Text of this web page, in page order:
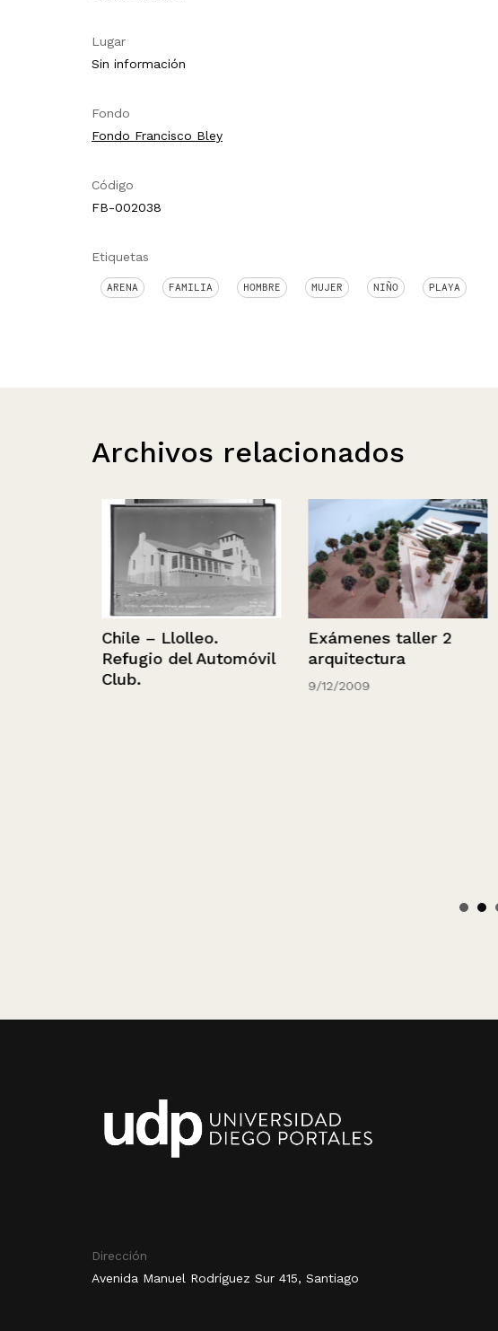
Lugar
Sin información
Fondo
Fondo Francisco Bley
Código
FB-002038
Etiquetas
ARENA FAMILIA HOMBRE MUJER NIÑO PLAYA
Archivos relacionados
Chile – Llolleo.
Refugio del Automóvil
Club.
Exámenes taller 2
arquitectura
9/12/2009
Dirección
Avenida Manuel Rodríguez Sur 415, Santiago